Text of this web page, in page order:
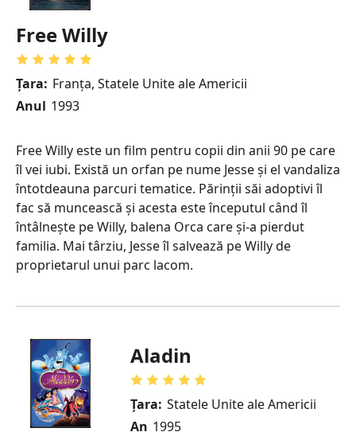
Free Willy
Țara: Franța, Statele Unite ale Americii
Anul 1993
Free Willy este un film pentru copii din anii 90 pe care
îl vei iubi. Există un orfan pe nume Jesse și el vandaliza
întotdeauna parcuri tematice. Părinții săi adoptivi îl
fac să muncească și acesta este începutul când îl
întâlnește pe Willy, balena Orca care și-a pierdut
familia. Mai târziu, Jesse îl salvează pe Willy de
proprietarul unui parc lacom.
Aladin
Țara: Statele Unite ale Americii
An 1995